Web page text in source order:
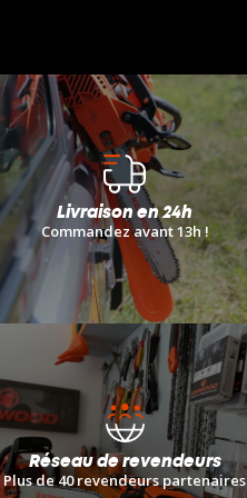
Livraison en 24h
Commandez avant 13h !
Réseau de revendeurs
Plus de 40 revendeurs partenaires